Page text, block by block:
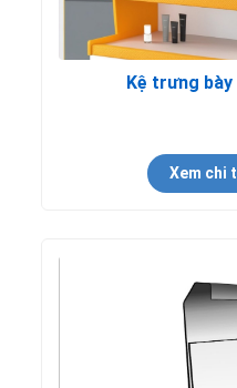
Kệ trưng
Xem chi